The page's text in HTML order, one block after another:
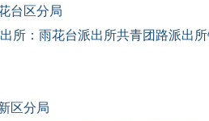
台区分局
所：雨花台派出所共青团路派出
区分局